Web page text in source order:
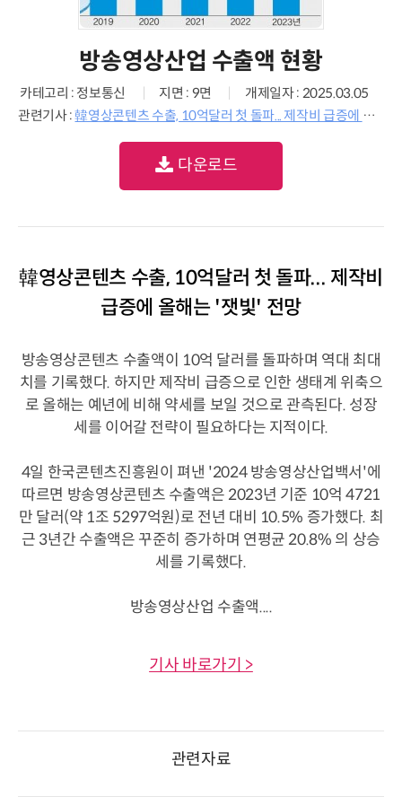
방송영상산업 수출액 현황
카테고리 : 정보통신 지면 : 9면
개제일자 : 2025.03.05
관련기사 :韓영상콘텐츠 수출, 10억달러 첫 돌파... 제작비 급증에 올해는 '잿빛' 전망
다운로드
韓영상콘텐츠 수출, 10억달러 첫 돌파... 제작비
급증에 올해는 '잿빛' 전망
방송영상콘텐츠 수출액이 10억 달러를 돌파하며 역대 최대
치를 기록했다. 하지만 제작비 급증으로 인한 생태계 위축으
로 올해는 예년에 비해 약세를 보일 것으로 관측된다. 성장
세를 이어갈 전략이 필요하다는 지적이다.
4일 한국콘텐츠진흥원이 펴낸 '2024 방송영상산업백서'에
따르면 방송영상콘텐츠 수출액은 2023년 기준 10억 4721
만 달러(약 1조 5297억원)로 전년 대비 10.5% 증가했다. 최
근 3년간 수출액은 꾸준히 증가하며 연평균 20.8% 의 상승
세를 기록했다.
방송영상산업 수출액....
기사 바로가기 >
관련자료